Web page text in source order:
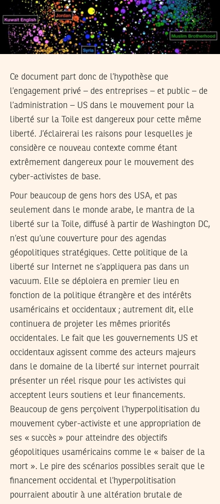
Ce document part donc de l’hypothèse que
l’engagement privé – des entreprises – et public – de
l’administration – US dans le mouvement pour la
liberté sur la Toile est dangereux pour cette même
liberté. J’éclairerai les raisons pour lesquelles je
considère ce nouveau contexte comme étant
extrêmement dangereux pour le mouvement des
cyber-activistes de base.
Pour beaucoup de gens hors des USA, et pas
seulement dans le monde arabe, le mantra de la
liberté sur la Toile, diffusé à partir de Washington DC,
n’est qu’une couverture pour des agendas
géopolitiques stratégiques. Cette politique de la
liberté sur Internet ne s’appliquera pas dans un
vacuum. Elle se déploiera en premier lieu en
fonction de la politique étrangère et des intérêts
usaméricains et occidentaux ; autrement dit, elle
continuera de projeter les mêmes priorités
occidentales. Le fait que les gouvernements US et
occidentaux agissent comme des acteurs majeurs
dans le domaine de la liberté sur internet pourrait
présenter un réel risque pour les activistes qui
acceptent leurs soutiens et leur financements.
Beaucoup de gens perçoivent l’hyperpolitisation du
mouvement cyber-activiste et une appropriation de
ses « succès » pour atteindre des objectifs
géopolitiques usaméricains comme le « baiser de la
mort ». Le pire des scénarios possibles serait que le
financement occidental et l’hyperpolitisation
pourraient aboutir à une altération brutale de